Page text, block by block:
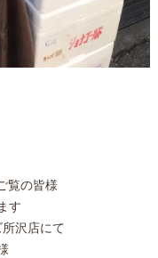
覧の皆様
す
沢店にて